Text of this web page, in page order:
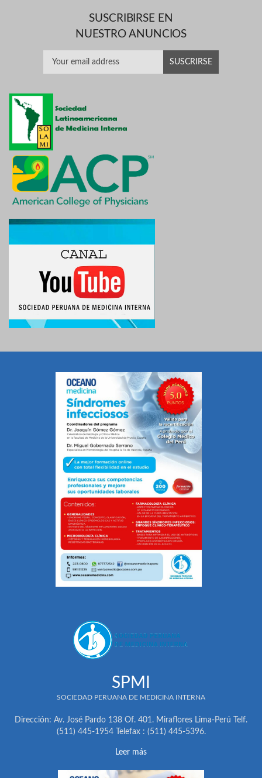
SUSCRIBIRSE EN
NUESTRO ANUNCIOS
SPMI
SOCIEDAD PERUANA DE MEDICINA INTERNA
Dirección: Av. José Pardo 138 Of. 401. Miraflores Lima-Perú Telf.
(511) 445-1954 Telefax : (511) 445-5396.
Leer más